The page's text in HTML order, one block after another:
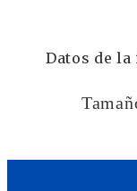
Datos de la